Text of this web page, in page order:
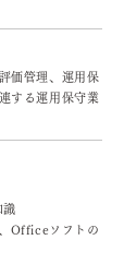
価管理、運用保
する運用保守業
識
Officeソフトの